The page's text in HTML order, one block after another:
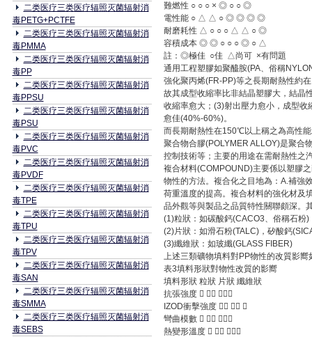
二类医疗三类医疗辐照灭菌辐射消
毒PETG+PCTFE
二类医疗三类医疗辐照灭菌辐射消
毒PMMA
二类医疗三类医疗辐照灭菌辐射消
毒PP
二类医疗三类医疗辐照灭菌辐射消
毒PPSU
二类医疗三类医疗辐照灭菌辐射消
毒PSU
二类医疗三类医疗辐照灭菌辐射消
毒PVC
二类医疗三类医疗辐照灭菌辐射消
毒PVDF
二类医疗三类医疗辐照灭菌辐射消
毒TPE
二类医疗三类医疗辐照灭菌辐射消
毒TPU
二类医疗三类医疗辐照灭菌辐射消
毒TPV
二类医疗三类医疗辐照灭菌辐射消
毒SAN
二类医疗三类医疗辐照灭菌辐射消
毒SMMA
二类医疗三类医疗辐照灭菌辐射消
毒SEBS
難燃性 ○ ○ ○ × ◎ ○ ○ ◎
電性能 ○ △ △ ○ ◎ ◎ ◎ ◎
耐磨耗性 △ ○ ○ ○ △ △ ○ ◎
容積成本 ◎ ◎ ○ ○ ○ ◎ ○ △
註：◎極佳 ○佳 △尚可 ×有問題
通用工程塑膠如聚醯胺(PA、俗稱
強化聚丙烯(FR-PP)等之長期耐熱性約
故其成型收縮率比非結晶塑膠大，結晶
收縮率愈大；(3)射出壓力愈小，成型
愈佳(40%-60%)。
而長期耐熱性在150℃以上稱之為高性
聚合物合膠(POLYMER ALLOY)是聚合
控制技術等；主要的用途在需耐熱性之
複合材料(COMPOUND)主要係以塑膠
物性的方法。複合化之目地為：A.補強
荷重溫度的提高。複合材料的強化材及
品外觀等與製品之品質特性關聯頗深。
(1)粒狀：如碳酸鈣(CACO3、俗稱石粉)
(2)片狀：如滑石粉(TALC)，矽酸鈣
(3)纖維狀：如玻纖(GLASS FIBER)
上述三類礦物填料對PP物性的改質影
表3填料形狀對物性改質的影嚮
填料形狀 粒狀 片狀 纖維狀
抗張強度   
IZOD衝擊強度   
彎曲模數   
熱變形溫度   